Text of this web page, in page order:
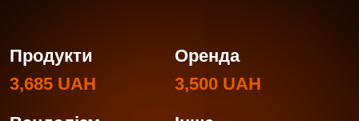
Продукти
3,685 UAH
Оренда
3,500 UAH